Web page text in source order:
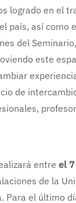
logrado en el
país, así como
del
este
de
entre el
de la
Para el último